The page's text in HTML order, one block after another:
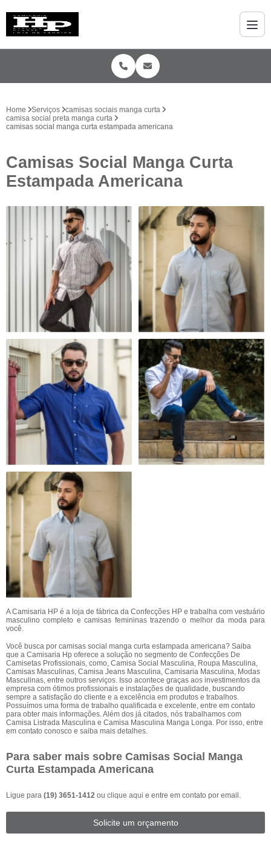
Home Serviços
camisas sociais manga curta
camisa social preta manga curta
camisas social manga curta estampada americana
Camisas Social Manga Curta
Estampada Americana
A Camisaria HP é a loja de fábrica da Confecções HP e trabalha com vestuário
masculino completo e camisas femininas trazendo o melhor da moda para
você.
Você busca por camisas social manga curta estampada americana? Saiba
que a Camisaria Hp oferece a solução no segmento de Confecções De
Camisetas Profissionais, como, Camisa Social Masculina, Roupa Masculina,
Camisas Masculinas, Camisa Jeans Masculina, Camisaria Masculina, Modas
Masculinas, entre outros serviços. Isso acontece graças aos investimentos da
empresa com ótimos profissionais e instalações de qualidade, buscando
sempre a satisfação do cliente e a excelência em produtos e trabalhos.
Possuímos uma forma de trabalho qualificada e excelente, entre em contato
para obter mais informações. Além dos já citados, nós trabalhamos com
Camisa Listrada Masculina e Camisa Masculina Manga Longa. Por isso, entre
em contato conosco e saiba mais detalhes.
Para saber mais sobre Camisas Social Manga
Curta Estampada Americana
Ligue para (19) 3651-1412 ou clique aqui e entre em contato por email.
Solicite um orçamento